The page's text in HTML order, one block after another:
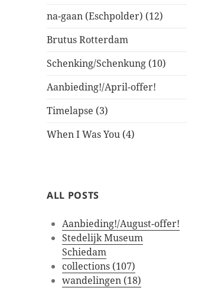
na-gaan (Eschpolder) (12)
Brutus Rotterdam
Schenking/Schenkung (10)
Aanbieding!/April-offer!
Timelapse (3)
When I Was You (4)
ALL POSTS
Aanbieding!/August-offer!
Stedelijk Museum
Schiedam
collections (107)
wandelingen (18)